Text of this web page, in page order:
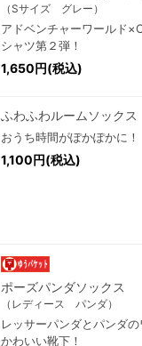
（Sサイズ グレー）
アドベンチャーワールド
シャツ第２弾！
1,650円(税込)
ふわふわルームソックス
おうち時間がぽかぽかに！
1,100円(税込)
ポーズパンダソックス
（レディース パンダ）
レッサーパンダとパンダ
かわいい靴下！